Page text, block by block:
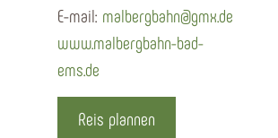
E-mail: malbergbahn@gmx.de
www.malbergbahn-bad-
ems.de
Reis plannen